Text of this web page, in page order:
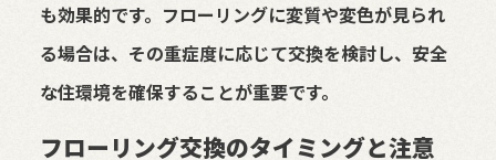
も効果的です。フローリングに変質や変色が見られ
る場合は、その重症度に応じて交換を検討し、安全
な住環境を確保することが重要です。
フローリング交換のタイミングと注意